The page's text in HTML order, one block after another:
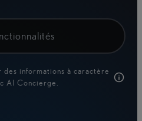
de sécurité ?
informations à caractère
AI Concierge.